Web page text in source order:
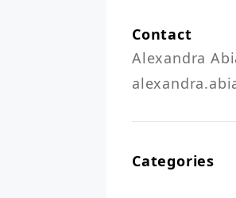
Contact
Alexandra
Categories